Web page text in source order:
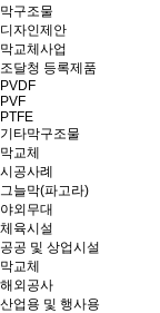
막구조물
디자인제안
막교체사업
조달청 등록제품
PVDF
PVF
PTFE
기타막구조물
막교체
시공사례
그늘막(파고라)
야외무대
체육시설
공공 및 상업시설
막교체
해외공사
산업용 및 행사용